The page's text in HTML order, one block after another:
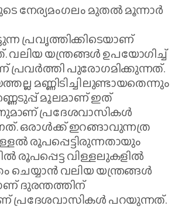
നേര്യമംഗലം മുതൽ മൂന്നാർ
പ്രവൃത്തിക്കിടെയാണ്
വലിയ യന്ത്രങ്ങൾ ഉപയോഗിച്ച്
പ്രവർത്തി പുരോ​ഗമിക്കുന്നത്.
മണ്ണിടിച്ചിലുണ്ടായതെന്നും
മൂലമാണ് ഇത്
പ്രദേശവാസികൾ
ഒരാൾക്ക് ഇറങ്ങാവുന്നത്ര
രൂപപ്പെട്ടിരുന്നതായും
രൂപപ്പെട്ട വിള്ളലുകളിൽ
ചെയ്യാൻ വലിയ യന്ത്രങ്ങൾ
ദുരന്തത്തിന്
പ്രദേശവാസികൾ പറയുന്നത്.